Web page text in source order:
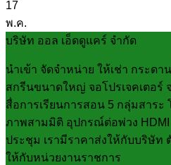
17
พ.ค.
บริษัท ออล เอ็ดดูแคร์ จำกัด
นำเข้า จัดจำหน่าย ให้เช่า กระด
สกรีนขนาดใหญ่ จอโปรเจคเตอร์
สื่อการเรียนการสอน 5 กลุ่มสาระ
ภาพสามมิติ อุปกรณ์ต่อพ่วง HDMI
ประชุม เรามีราคาส่งให้กับบริษัท
ให้กับหน่วยงานราชการ